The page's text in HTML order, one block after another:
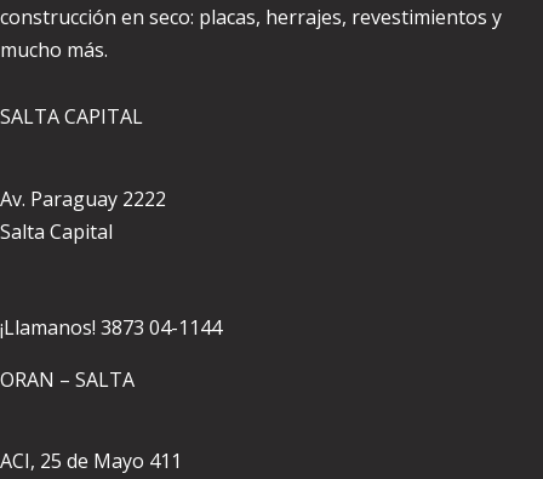
construcción en seco: placas, herrajes, revestimientos y
mucho más.
SALTA CAPITAL
Av. Paraguay 2222
Salta Capital
¡Llamanos! 3873 04-1144
ORAN – SALTA
ACI, 25 de Mayo 411